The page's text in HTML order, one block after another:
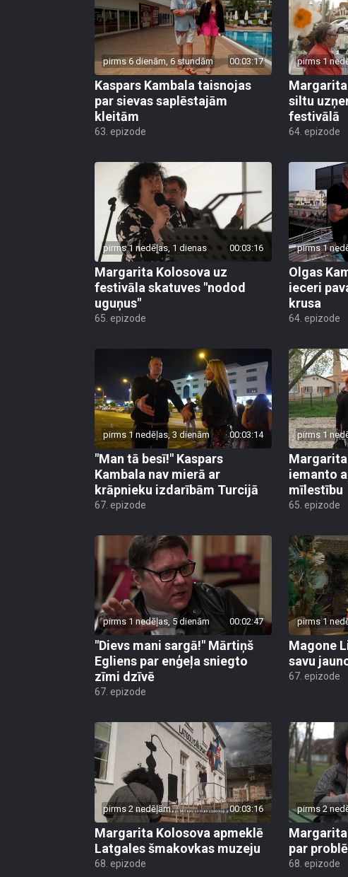
pirms 6 dienām, 6 stundām 00:03:17
Kaspars Kambala taisnojas
par sievas saplēstajām
kleitām
63. epizode
pirms 1
siltu
festivālā
64. epizode
pirms 1 nedēļas, 1 dienas 00:03:16
Margarita Kolosova uz
festivāla skatuves "nodod
uguņus"
65. epizode
pirms 1
Olgas
ieceri
krusa
64. epizode
pirms 1 nedēļas, 3 dienām 00:03:14
"Man tā besī!" Kaspars
Kambala nav mierā ar
krāpnieku izdarībām Turcijā
67. epizode
pirms 1
iemanto
mīlestību
65. epizode
pirms 1 nedēļas, 5 dienām 00:02:47
"Dievs mani sargā!" Mārtiņš
Egliens par enģeļa sniegto
zīmi dzīvē
67. epizode
pirms 1
Magone
savu
67. epizode
pirms 2 nedēļām 00:03:16
Margarita Kolosova apmeklē
Latgales šmakovkas muzeju
68. epizode
pirms 2
par
68. epizode